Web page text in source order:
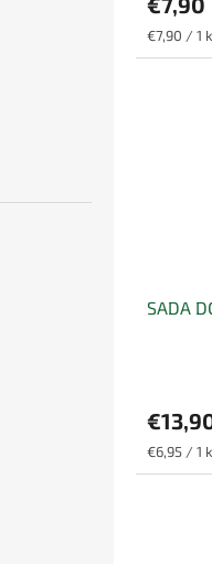
€7,90 / 1
SADA
cena:
€6,95 / 1